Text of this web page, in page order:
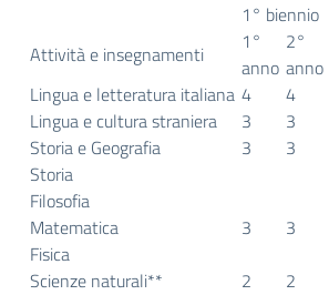
1° biennio
Attività e insegnamenti
1°
anno
2°
anno
Lingua e letteratura italiana 4 4
Lingua e cultura straniera
3 3
Storia e Geografia
3
3
Storia
Filosofia
Matematica
3 3
Fisica
Scienze naturali**
2 2